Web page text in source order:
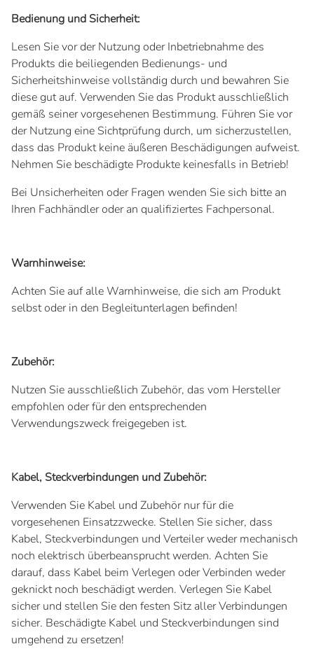
Bedienung und Sicherheit:
Lesen Sie vor der Nutzung oder Inbetriebnahme des
Produkts die beiliegenden Bedienungs- und
Sicherheitshinweise vollständig durch und bewahren Sie
diese gut auf. Verwenden Sie das Produkt ausschließlich
gemäß seiner vorgesehenen Bestimmung. Führen Sie vor
der Nutzung eine Sichtprüfung durch, um sicherzustellen,
dass das Produkt keine äußeren Beschädigungen aufweist.
Nehmen Sie beschädigte Produkte keinesfalls in Betrieb!
Bei Unsicherheiten oder Fragen wenden Sie sich bitte an
Ihren Fachhändler oder an qualifiziertes Fachpersonal.
Warnhinweise:
Achten Sie auf alle Warnhinweise, die sich am Produkt
selbst oder in den Begleitunterlagen befinden!
Zubehör:
Nutzen Sie ausschließlich Zubehör, das vom Hersteller
empfohlen oder für den entsprechenden
Verwendungszweck freigegeben ist.
Kabel, Steckverbindungen und Zubehör:
Verwenden Sie Kabel und Zubehör nur für die
vorgesehenen Einsatzzwecke. Stellen Sie sicher, dass
Kabel, Steckverbindungen und Verteiler weder mechanisch
noch elektrisch überbeansprucht werden. Achten Sie
darauf, dass Kabel beim Verlegen oder Verbinden weder
geknickt noch beschädigt werden. Verlegen Sie Kabel
sicher und stellen Sie den festen Sitz aller Verbindungen
sicher. Beschädigte Kabel und Steckverbindungen sind
umgehend zu ersetzen!